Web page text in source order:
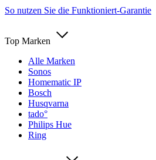
So nutzen Sie die Funktioniert-Garantie
Top Marken
Alle Marken
Sonos
Homematic IP
Bosch
Husqvarna
tado°
Philips Hue
Ring